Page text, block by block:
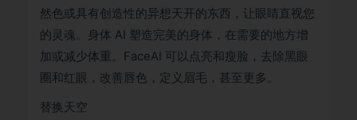
然色或具有创造性的异想天开的东西，让眼睛直视您
的灵魂。身体 AI 塑造完美的身体，在需要的地方增
加或减少体重。FaceAI 可以点亮和瘦脸，去除黑眼
圈和红眼，改善唇色，定义眉毛，甚至更多。
替换天空